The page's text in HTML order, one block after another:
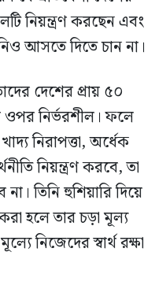
নিয়ন্ত্রণ করছেন এবং
আসতে দিতে চান না।
দেশের প্রায় ৫০
ওপর নির্ভরশীল। ফলে
নিরাপত্তা, অর্ধেক
নিয়ন্ত্রণ করবে, তা
তিনি হুশিয়ারি দিয়ে
হলে তার চড়া মূল্য
নিজেদের স্বার্থ রক্ষা